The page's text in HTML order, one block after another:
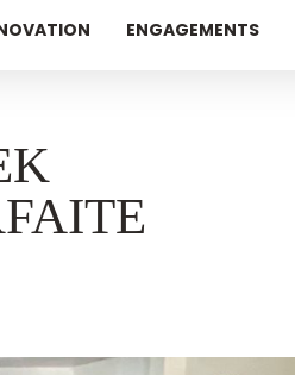
ENGAGEMENTS